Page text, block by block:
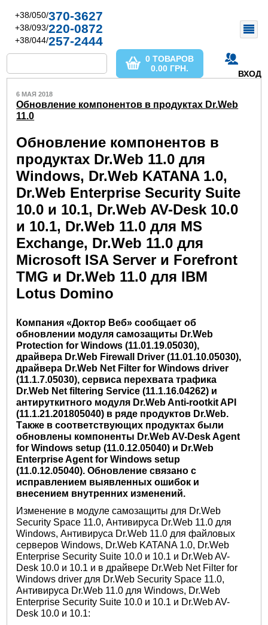
+38/050/370-3627
+38/093/220-0872
+38/044/257-2444
ВХОД
0 ТОВАРОВ
0.00 ГРН.
6 МАЯ 2018
Обновление компонентов в продуктах Dr.Web
11.0
Обновление компонентов в
продуктах Dr.Web 11.0 для
Windows, Dr.Web KATANA 1.0,
Dr.Web Enterprise Security Suite
10.0 и 10.1, Dr.Web AV-Desk 10.0
и 10.1, Dr.Web 11.0 для MS
Exchange, Dr.Web 11.0 для
Microsoft ISA Server и Forefront
TMG и Dr.Web 11.0 для IBM
Lotus Domino
Компания «Доктор Веб» сообщает об
обновлении модуля самозащиты Dr.Web
Protection for Windows (11.01.19.05030),
драйвера Dr.Web Firewall Driver (11.01.10.05030),
драйвера Dr.Web Net Filter for Windows driver
(11.1.7.05030), сервиса перехвата трафика
Dr.Web Net filtering Service (11.1.16.04262) и
антируткитного модуля Dr.Web Anti-rootkit API
(11.1.21.201805040) в ряде продуктов Dr.Web.
Также в соответствующих продуктах были
обновлены компоненты Dr.Web AV-Desk Agent
for Windows setup (11.0.12.05040) и Dr.Web
Enterprise Agent for Windows setup
(11.0.12.05040). Обновление связано с
исправлением выявленных ошибок и
внесением внутренних изменений.
Изменение в модуле самозащиты для Dr.Web
Security Space 11.0, Антивируса Dr.Web 11.0 для
Windows, Антивируса Dr.Web 11.0 для файловых
серверов Windows, Dr.Web KATANA 1.0, Dr.Web
Enterprise Security Suite 10.0 и 10.1 и Dr.Web AV-
Desk 10.0 и 10.1 и в драйвере Dr.Web Net Filter for
Windows driver для Dr.Web Security Space 11.0,
Антивируса Dr.Web 11.0 для Windows, Dr.Web
Enterprise Security Suite 10.0 и 10.1 и Dr.Web AV-
Desk 10.0 и 10.1: